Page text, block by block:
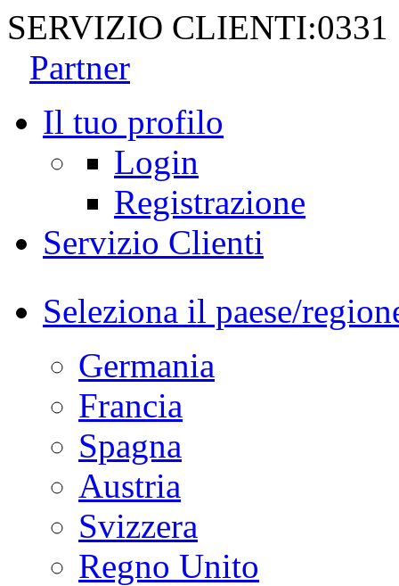
SERVIZIO CLIENTI:0331
Partner
Il tuo profilo
Login
Registrazione
Servizio Clienti
Seleziona il paese/
Germania
Francia
Spagna
Austria
Svizzera
Regno Unito